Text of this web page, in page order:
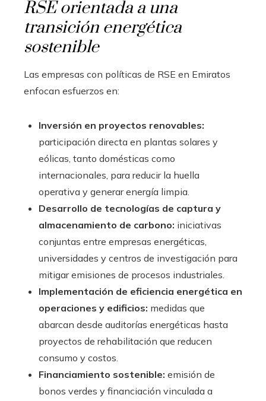
RSE orientada a una
transición energética
sostenible
Las empresas con políticas de RSE en Emiratos
enfocan esfuerzos en:
Inversión en proyectos renovables:
participación directa en plantas solares y
eólicas, tanto domésticas como
internacionales, para reducir la huella
operativa y generar energía limpia.
Desarrollo de tecnologías de captura y
almacenamiento de carbono: iniciativas
conjuntas entre empresas energéticas,
universidades y centros de investigación para
mitigar emisiones de procesos industriales.
Implementación de eficiencia energética en
operaciones y edificios: medidas que
abarcan desde auditorías energéticas hasta
proyectos de rehabilitación que reducen
consumo y costos.
Financiamiento sostenible: emisión de
bonos verdes y financiación vinculada a